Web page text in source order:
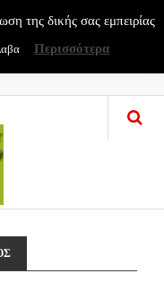
της δικής σας εμπειρίας
Περισσότερα